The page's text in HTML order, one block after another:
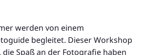
werden von einem
begleitet. Dieser Workshop
Spaß an der Fotografie haben